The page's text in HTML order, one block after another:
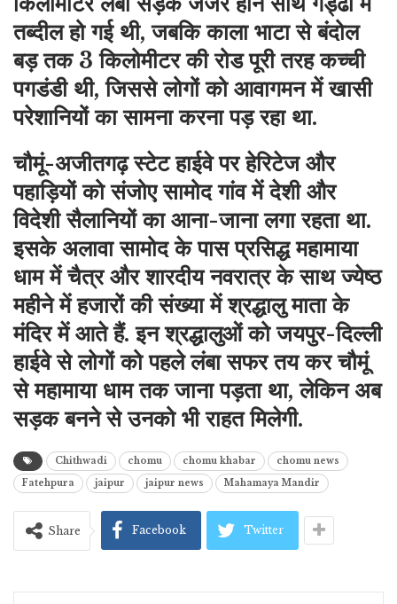
तब्दील हो गई थी, जबकि काला भाटा से बंदोल
बड़ तक 3 किलोमीटर की रोड पूरी तरह कच्ची
पगडंडी थी, जिससे लोगों को आवागमन में खासी
परेशानियों का सामना करना पड़ रहा था.
चौमूं-अजीतगढ़ स्टेट हाईवे पर हेरिटेज और
पहाड़ियों को संजोए सामोद गांव में देशी और
विदेशी सैलानियों का आना-जाना लगा रहता था.
इसके अलावा सामोद के पास प्रसिद्ध महामाया
धाम में चैत्र और शारदीय नवरात्र के साथ ज्येष्ठ
महीने में हजारों की संख्या में श्रद्धालु माता के
मंदिर में आते हैं. इन श्रद्धालुओं को जयपुर-दिल्ली
हाईवे से लोगों को पहले लंबा सफर तय कर चौमूं
से महामाया धाम तक जाना पड़ता था, लेकिन अब
सड़क बनने से उनको भी राहत मिलेगी.
Chithwadi chomu chomu khabar
chomu news
Fatehpura
jaipur jaipur news Mahamaya Mandir
Share Facebook Twitter